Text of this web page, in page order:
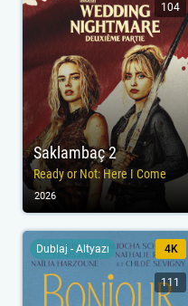
Saklambaç 2
Ready or Not: Here I Come
104
2026
Dublaj - Altyazı 4K
111